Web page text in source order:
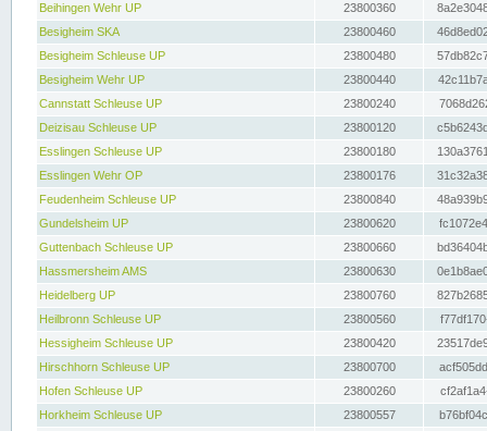
Beihingen Wehr UP
23800360
Besigheim SKA
23800460
Besigheim Schleuse UP
23800480
Besigheim Wehr UP
23800440
Cannstatt Schleuse UP
23800240
Deizisau Schleuse UP
23800120
Esslingen Schleuse UP
23800180
Esslingen Wehr OP
23800176
Feudenheim Schleuse UP
23800840
Gundelsheim UP
23800620
Guttenbach Schleuse UP
23800660
Hassmersheim AMS
23800630
Heidelberg UP
23800760
Heilbronn Schleuse UP
23800560
Hessigheim Schleuse UP
23800420
Hirschhorn Schleuse UP
23800700
Hofen Schleuse UP
23800260
Horkheim Schleuse UP
23800557